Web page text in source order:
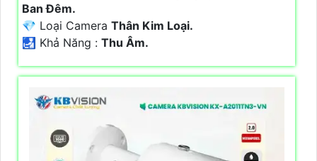
Ban Đêm.
💎 Loại Camera Thân Kim Loại.
️🛃 Khả Năng : Thu Âm.